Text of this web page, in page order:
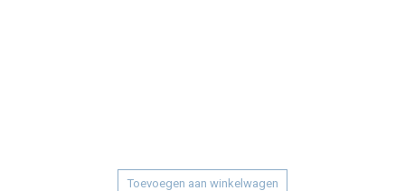
Toevoegen aan winkelwagen